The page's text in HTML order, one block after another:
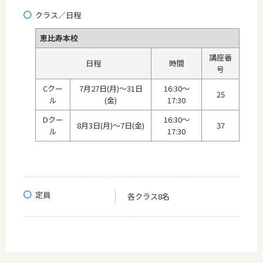
クラス／日程
恵比寿本校
日程 時間
講座番
号
Cクー
ル
7月27日(月)～31日
(金)
16:30～
17:30
25
Dクー
ル
8月3日(月)～7日(金)
16:30～
17:30
37
定員 各クラス8名